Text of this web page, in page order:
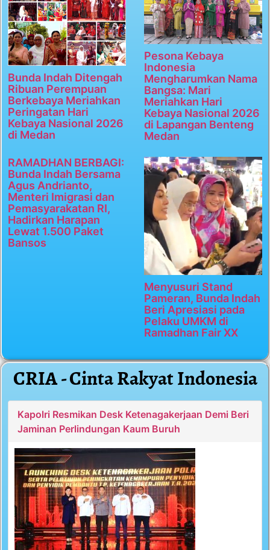
Bunda Indah Ditengah
Ribuan Perempuan
Berkebaya Meriahkan
Peringatan Hari
Kebaya Nasional 2026
di Medan
Pesona Kebaya
Indonesia
Mengharumkan Nama
Bangsa: Mari
Meriahkan Hari
Kebaya Nasional 2026
di Lapangan Benteng
Medan
RAMADHAN BERBAGI:
Bunda Indah Bersama
Agus Andrianto,
Menteri Imigrasi dan
Pemasyarakatan RI,
Hadirkan Harapan
Lewat 1.500 Paket
Bansos
Menyusuri Stand
Pameran, Bunda Indah
Beri Apresiasi pada
Pelaku UMKM di
Ramadhan Fair XX
CRIA - Cinta Rakyat Indonesia
Kapolri Resmikan Desk Ketenagakerjaan Demi Beri
Jaminan Perlindungan Kaum Buruh